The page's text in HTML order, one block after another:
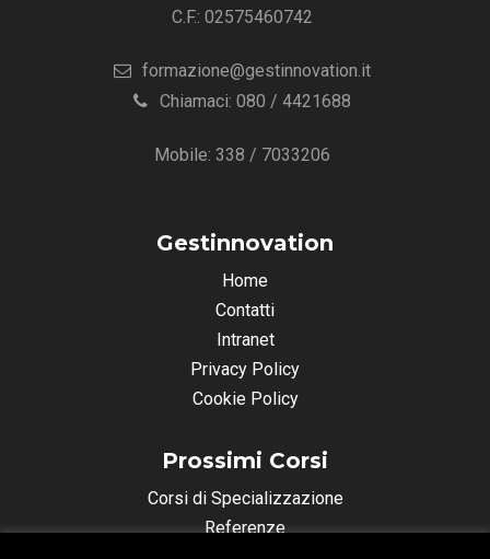
C.F.: 02575460742
formazione@gestinnovation.it
Chiamaci: 080 / 4421688
Mobile: 338 / 7033206
Gestinnovation
Home
Contatti
Intranet
Privacy Policy
Cookie Policy
Prossimi Corsi
Corsi di Specializzazione
Referenze